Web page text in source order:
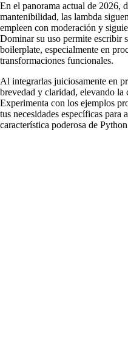
En el panorama actual de 2026,
mantenibilidad, las lambda
empleen con moderación y
Dominar su uso permite escribir
boilerplate, especialmente en
transformaciones funcionales.
Al integrarlas juiciosamente en
brevedad y claridad, elevando la
Experimenta con los ejemplos
tus necesidades específicas para
característica poderosa de